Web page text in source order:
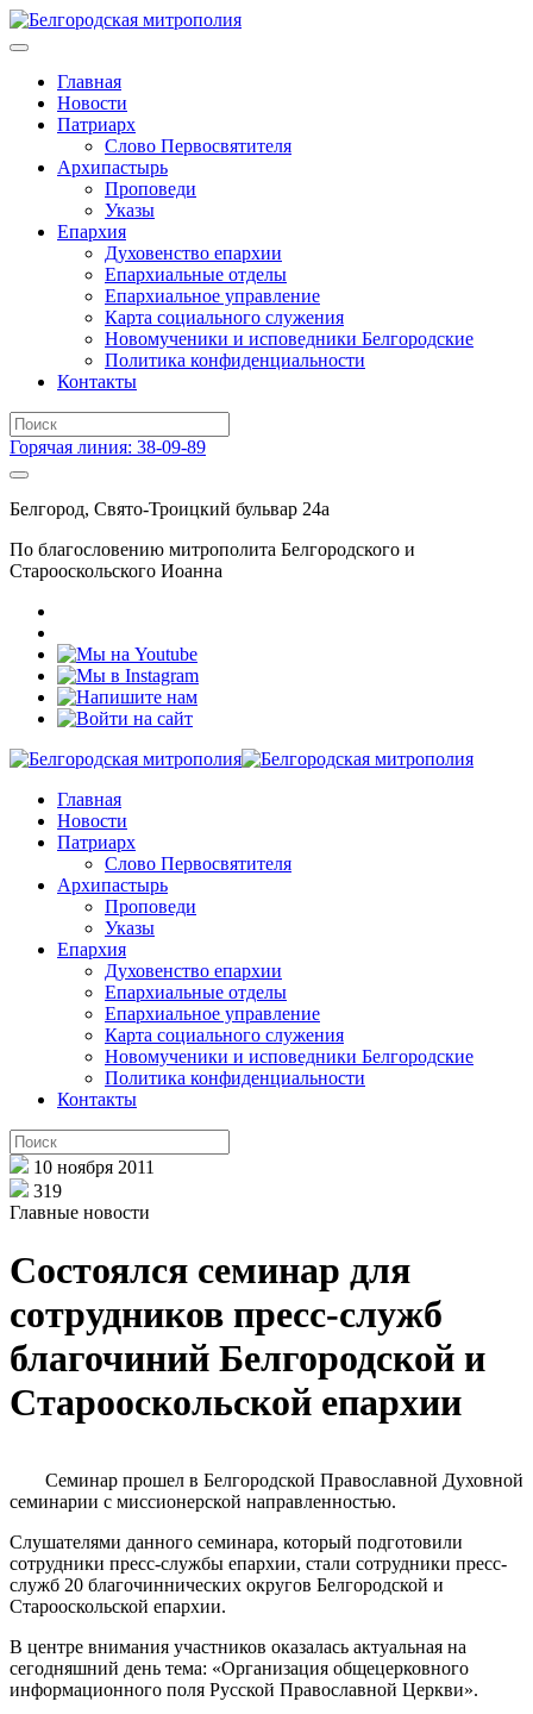
Главная
Новости
Патриарх
Слово Первосвятителя
Архипастырь
Проповеди
Указы
Епархия
Духовенство епархии
Епархиальные отделы
Епархиальное управление
Карта социального служения
Новомученики и исповедники Белгородские
Политика конфиденциальности
Контакты
Горячая линия: 38-09-89
Белгород, Свято-Троицкий бульвар 24а
По благословению митрополита Белгородского и
Старооскольского Иоанна
Главная
Новости
Патриарх
Слово Первосвятителя
Архипастырь
Проповеди
Указы
Епархия
Духовенство епархии
Епархиальные отделы
Епархиальное управление
Карта социального служения
Новомученики и исповедники Белгородские
Политика конфиденциальности
Контакты
10 ноября 2011
319
Главные новости
Состоялся семинар для
сотрудников пресс-служб
благочиний Белгородской и
Старооскольской епархии
Семинар прошел в Белгородской Православной Духовной
семинарии с миссионерской направленностью.
Слушателями данного семинара, который подготовили
сотрудники пресс-службы епархии, стали сотрудники пресс-
служб 20 благочиннических округов Белгородской и
Старооскольской епархии.
В центре внимания участников оказалась актуальная на
сегодняшний день тема: «Организация общецерковного
информационного поля Русской Православной Церкви».